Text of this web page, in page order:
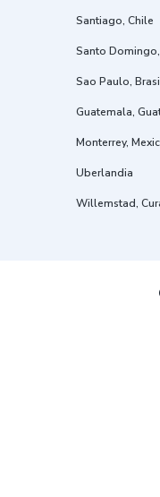
Santiago, Chile
Santo
Sao Paulo,
Guatemala,
Monterrey,
Uberlandia
Willemstad,